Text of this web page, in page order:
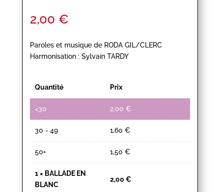
2,00 €
Paroles et musique de RODA GIL/CLERC
Harmonisation : Sylvain TARDY
Quantité Prix
<30 2,00 €
30 - 49 1,60 €
50+ 1,50 €
1× BALLADE EN
BLANC
2,00 €